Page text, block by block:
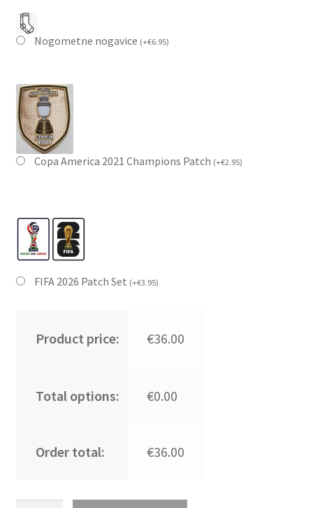
Nogometne nogavice (+€6.95)
Copa America 2021 Champions Patch (+€2.95)
FIFA 2026 Patch Set (+€3.95)
Product price: €36.00
Total options: €0.00
Order total: €36.00